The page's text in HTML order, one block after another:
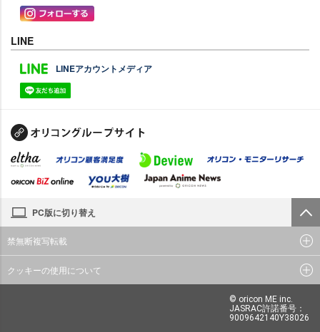
LINE
LINEアカウントメディア
PC版に切り替え
禁無断複写転載
クッキーの使用について
© oricon ME inc.
JASRAC許諾番号：
9009642140Y38026